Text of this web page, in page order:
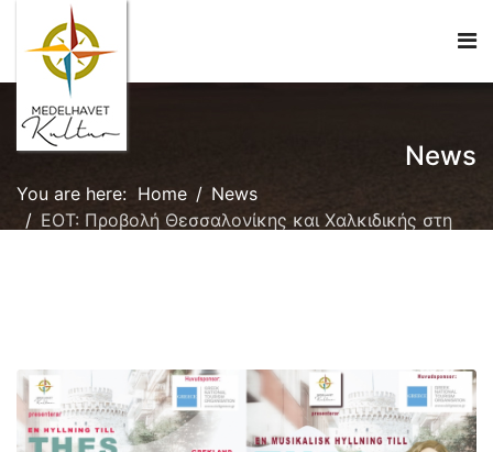
News
You are here: Home
News
ΕΟΤ: Προβολή Θεσσαλονίκης και Χαλκιδικής στη